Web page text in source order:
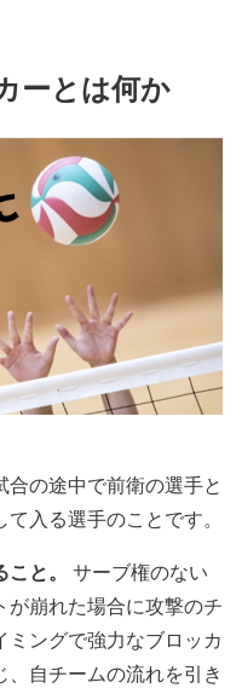
ーとは何か
の途中で前衛の選手と
入る選手のことです。
と。
サーブ権のない
崩れた場合に攻撃のチ
ミングで強力なブロッカ
自チームの流れを引き